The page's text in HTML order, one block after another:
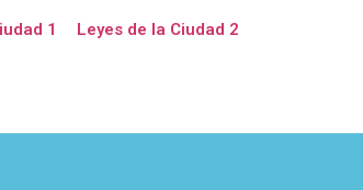
1 Leyes de la Ciudad 2